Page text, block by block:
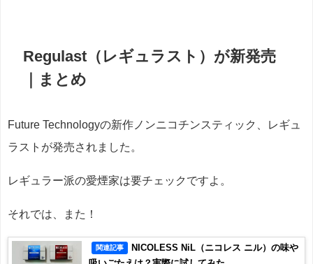
Regulast（レギュラスト）が新発売
｜まとめ
Future Technologyの新作ノンニコチンスティック、レギュ
ラストが発売されました。
レギュラー派の愛煙家は要チェックですよ。
それでは、また！
関連記事
NICOLESS NiL（ニコレス ニル）の味や